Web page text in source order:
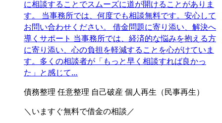
に相談することでスムーズに道が開けることがありま
す。 当事務所では、何度でも相談無料です。安心して
お問い合わせください。 借金問題に寄り添い、解決へ
導くサポート 当事務所では、経済的な悩みを抱える方
に寄り添い、心の負担を軽減することを心がけていま
す。多くの相談者が「もっと早く相談すれば良かっ
た」と感じて…
債務整理任意整理 自己破産個人再生（民事再生）
＼いますぐ無料で借金の相談／